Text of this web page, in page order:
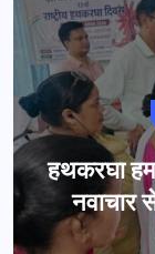
हथकरघा
नवाचार